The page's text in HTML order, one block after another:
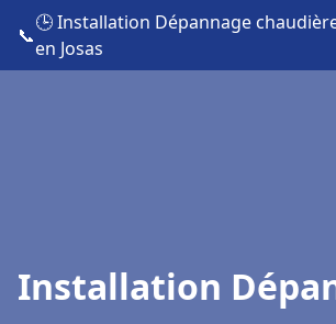
📞
🕒 Installation Dépannage
en Josas
Installation